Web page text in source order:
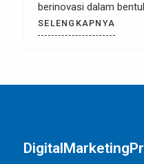
berinovasi dalam
SELENGKAPNYA